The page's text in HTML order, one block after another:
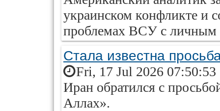
украинском конфликте и
проблемах ВСУ с личным
Стала известна
Fri, 17 Jul 2026 07:50:53
Иран обратился с
Аллах».